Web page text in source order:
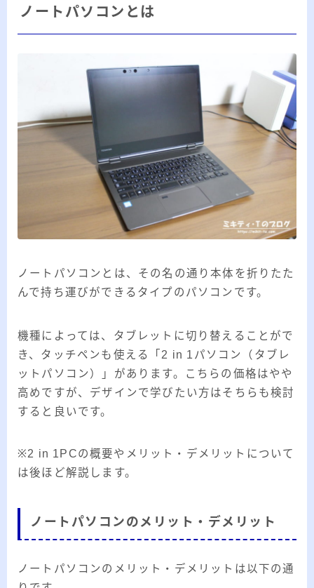
ノートパソコンとは
ノートパソコンとは、その名の通り本体を折りたた
んで持ち運びができるタイプのパソコンです。
機種によっては、タブレットに切り替えることがで
き、タッチペンも使える「2 in 1パソコン（タブレ
ットパソコン）」があります。こちらの価格はやや
高めですが、デザインで学びたい方はそちらも検討
すると良いです。
※2 in 1PCの概要やメリット・デメリットについて
は後ほど解説します。
ノートパソコンのメリット・デメリット
ノートパソコンのメリット・デメリットは以下の通